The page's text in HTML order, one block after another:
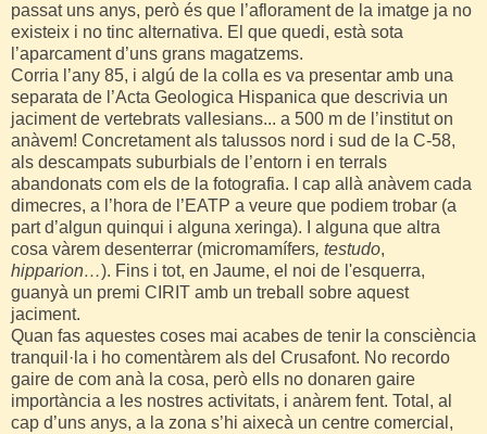
passat uns anys, però és que l’aflorament de la imatge ja no
existeix i no tinc alternativa. El que quedi, està sota
l’aparcament d’uns grans magatzems.
Corria l’any 85, i algú de la colla es va presentar amb una
separata de l’Acta Geologica Hispanica que descrivia un
jaciment de vertebrats vallesians... a 500 m de l’institut on
anàvem! Concretament als talussos nord i sud de la C-58,
als descampats suburbials de l’entorn i en terrals
abandonats com els de la fotografia. I cap allà anàvem cada
dimecres, a l’hora de l’EATP a veure que podiem trobar (a
part d’algun quinqui i alguna xeringa). I alguna que altra
cosa vàrem desenterrar (micromamífers, testudo,
hipparion…). Fins i tot, en Jaume, el noi de l'esquerra,
guanyà un premi CIRIT amb un treball sobre aquest
jaciment.
Quan fas aquestes coses mai acabes de tenir la consciència
tranquil·la i ho comentàrem als del Crusafont. No recordo
gaire de com anà la cosa, però ells no donaren gaire
importància a les nostres activitats, i anàrem fent. Total, al
cap d’uns anys, a la zona s’hi aixecà un centre comercial,